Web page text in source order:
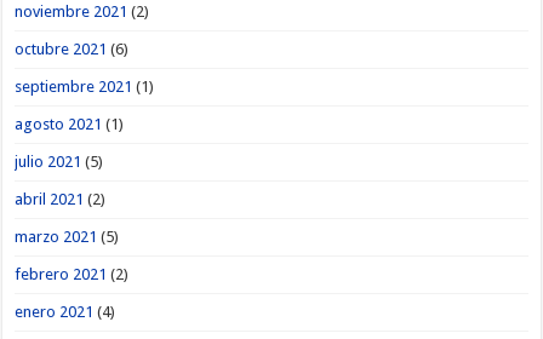
noviembre 2021 (2)
octubre 2021 (6)
septiembre 2021 (1)
agosto 2021 (1)
julio 2021 (5)
abril 2021 (2)
marzo 2021 (5)
febrero 2021 (2)
enero 2021 (4)